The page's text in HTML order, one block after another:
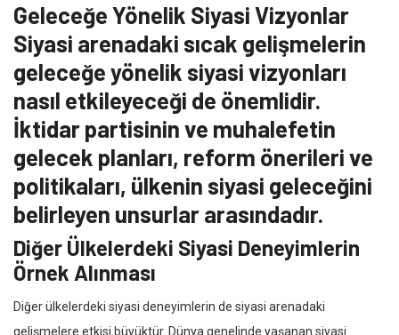
Geleceğe Yönelik Siyasi Vizyonlar
Siyasi arenadaki sıcak gelişmelerin
geleceğe yönelik siyasi vizyonları
nasıl etkileyeceği de önemlidir.
İktidar partisinin ve muhalefetin
gelecek planları, reform önerileri ve
politikaları, ülkenin siyasi geleceğini
belirleyen unsurlar arasındadır.
Diğer Ülkelerdeki Siyasi Deneyimlerin
Örnek Alınması
Diğer ülkelerdeki siyasi deneyimlerin de siyasi arenadaki
gelişmelere etkisi büyüktür. Dünya genelinde yaşanan siyasi